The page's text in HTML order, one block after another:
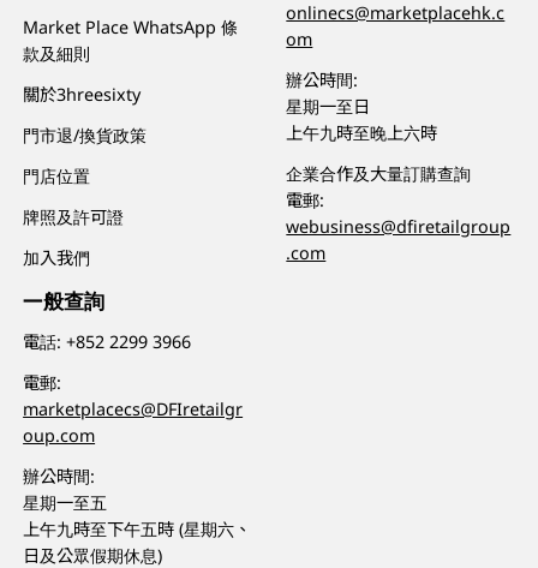
Market Place WhatsApp 條
款及細則
關於3hreesixty
門市退/換貨政策
門店位置
牌照及許可證
加入我們
一般查詢
電話:+852 2299 3966
電郵:
marketplacecs@DFIretailgr
oup.com
辦公時間:
星期一至五
上午九時至下午五時 (星期六、
日及公眾假期休息)
onlinecs@marketplacehk.c
om
辦公時間:
星期一至日
上午九時至晚上六時
企業合作及大量訂購查詢
電郵:
webusiness@dfiretailgroup
.com